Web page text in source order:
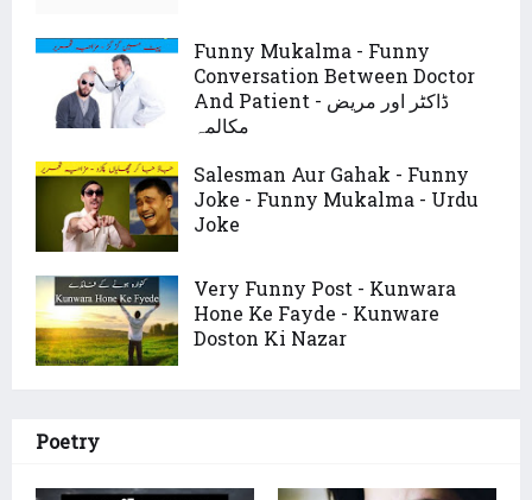
Funny Mukalma - Funny
Conversation Between Doctor
And Patient - ڈاکٹر اور مریض
مکالمہ
Salesman Aur Gahak - Funny
Joke - Funny Mukalma - Urdu
Joke
Very Funny Post - Kunwara
Hone Ke Fayde - Kunware
Doston Ki Nazar
Poetry